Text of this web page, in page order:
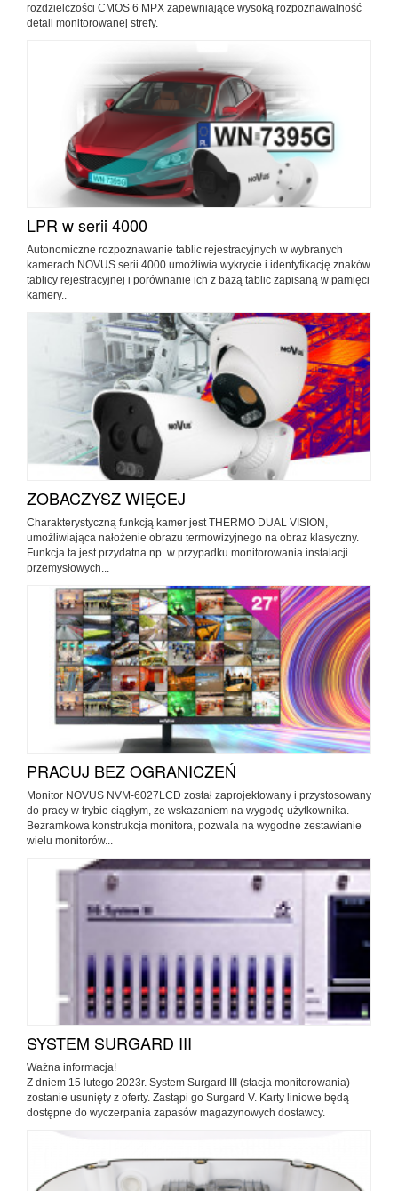
rozdzielczości CMOS 6 MPX zapewniające wysoką rozpoznawalność
detali monitorowanej strefy.
LPR w serii 4000
Autonomiczne rozpoznawanie tablic rejestracyjnych w wybranych
kamerach NOVUS serii 4000 umożliwia wykrycie i identyfikację znaków
tablicy rejestracyjnej i porównanie ich z bazą tablic zapisaną w pamięci
kamery..
ZOBACZYSZ WIĘCEJ
Charakterystyczną funkcją kamer jest THERMO DUAL VISION,
umożliwiająca nałożenie obrazu termowizyjnego na obraz klasyczny.
Funkcja ta jest przydatna np. w przypadku monitorowania instalacji
przemysłowych...
PRACUJ BEZ OGRANICZEŃ
Monitor NOVUS NVM-6027LCD został zaprojektowany i przystosowany
do pracy w trybie ciągłym, ze wskazaniem na wygodę użytkownika.
Bezramkowa konstrukcja monitora, pozwala na wygodne zestawianie
wielu monitorów...
SYSTEM SURGARD III
Ważna informacja!
Z dniem 15 lutego 2023r. System Surgard III (stacja monitorowania)
zostanie usunięty z oferty. Zastąpi go Surgard V. Karty liniowe będą
dostępne do wyczerpania zapasów magazynowych dostawcy.